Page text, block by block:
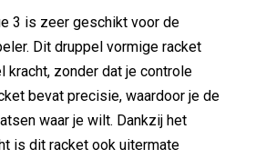
3 is zeer geschikt voor de
Dit druppel vormige racket
kracht, zonder dat je controle
bevat precisie, waardoor je de
waar je wilt. Dankzij het
is dit racket ook uitermate